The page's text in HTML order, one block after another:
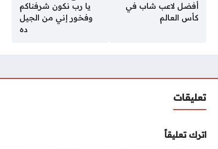
أفضل لاعب شاب في
كأس العالم
يا رب نكون شرفناكم
وفخور إني من الجيل
ده
تعليقات
اترك تعليقاً